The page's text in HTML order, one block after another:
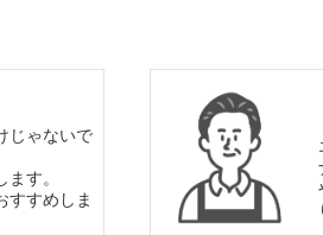
じゃないで
す。
すすめしま